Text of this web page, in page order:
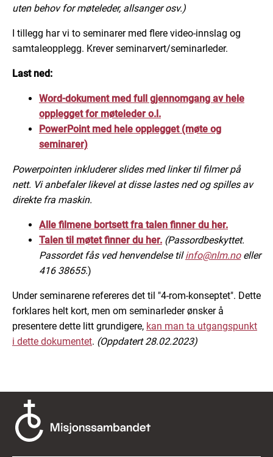
uten behov for møteleder, allsanger osv.)
I tillegg har vi to seminarer med flere video-innslag og
samtaleopplegg. Krever seminarvert/seminarleder.
Last ned:
Word-dokument med full gjennomgang av hele
opplegget for møteleder o.l.
PowerPoint med hele opplegget (møte og
seminarer)
Powerpointen inkluderer slides med linker til filmer på
nett. Vi anbefaler likevel at disse lastes ned og spilles av
direkte fra maskin.
Alle filmene bortsett fra talen finner du her.
Talen til møtet finner du her. (Passordbeskyttet.
Passordet fås ved henvendelse tilinfo@nlm.noeller
416 38655.)
Under seminarene refereres det til "4-rom-konseptet". Dette
forklares helt kort, men om seminarleder ønsker å
presentere dette litt grundigere, kan man ta utgangspunkt
i dette dokumentet. (Oppdatert 28.02.2023)